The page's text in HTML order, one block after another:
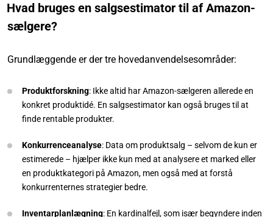
Hvad bruges en salgsestimator til af Amazon-
sælgere?
Grundlæggende er der tre hovedanvendelsesområder:
Produktforskning: Ikke altid har Amazon-sælgeren allerede en
konkret produktidé. En salgsestimator kan også bruges til at
finde rentable produkter.
Konkurrenceanalyse: Data om produktsalg – selvom de kun er
estimerede – hjælper ikke kun med at analysere et marked eller
en produktkategori på Amazon, men også med at forstå
konkurrenternes strategier bedre.
Inventarplanlægning: En kardinalfejl, som især begyndere inden